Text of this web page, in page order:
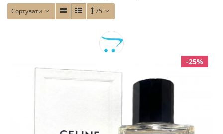
Сортувати 75
-25%